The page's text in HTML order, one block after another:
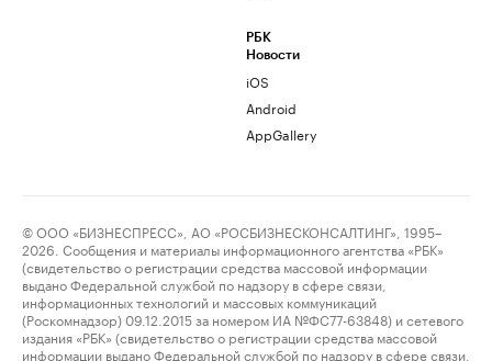
РБК
Новости
iOS
Android
AppGallery
© ООО «БИЗНЕСПРЕСС», АО «РОСБИЗНЕСКОНСАЛТИНГ», 1995–
2026. Сообщения и материалы информационного агентства «РБК»
(свидетельство о регистрации средства массовой информации
выдано Федеральной службой по надзору в сфере связи,
информационных технологий и массовых коммуникаций
(Роскомнадзор) 09.12.2015 за номером ИА №ФС77-63848) и сетевого
издания «РБК» (свидетельство о регистрации средства массовой
информации выдано Федеральной службой по надзору в сфере связи,